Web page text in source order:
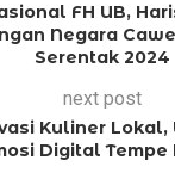
FH UB,
Negara
Serentak 2024
next post
Kuliner Lokal,
Digital Tempe